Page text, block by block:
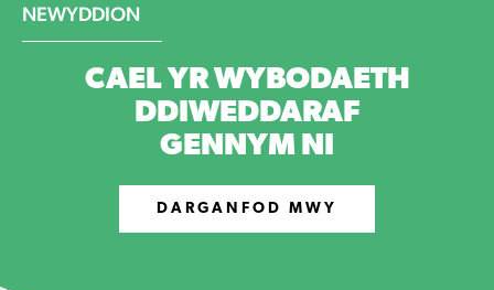
NEWYDDION
CAEL YR WYBODAETH
DDIWEDDARAF
GENNYM NI
DARGANFOD MWY